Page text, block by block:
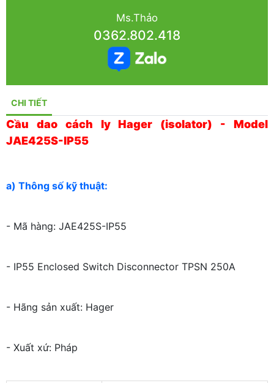
Ms.Thảo
0362.802.418
CHI TIẾT
Cầu dao cách ly Hager (isolator) - Model
JAE425S-IP55
a) Thông số kỹ thuật:
- Mã hàng: JAE425S-IP55
- IP55 Enclosed Switch Disconnector TPSN 250A
- Hãng sản xuất: Hager
- Xuất xứ: Pháp